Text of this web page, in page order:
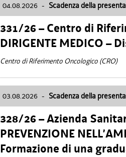
04.08.2026 - Scadenza della
331/26 – Centro di
DIRIGENTE MEDICO –
Centro di Riferimento Oncologico (CRO)
03.08.2026 - Scadenza della
328/26 – Azienda
PREVENZIONE
Formazione di una